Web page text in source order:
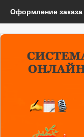
Оформление заказа